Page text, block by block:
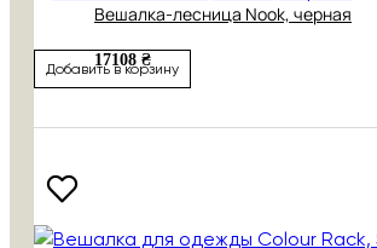
Вешалка-лесница Nook, черная
17108 ₴
Добавить в корзину